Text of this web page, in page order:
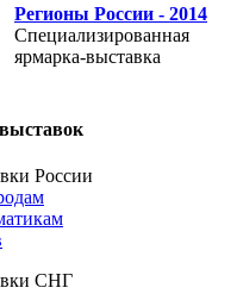
Регионы России - 2014
Специализированная
ярмарка-выставка
России
СНГ